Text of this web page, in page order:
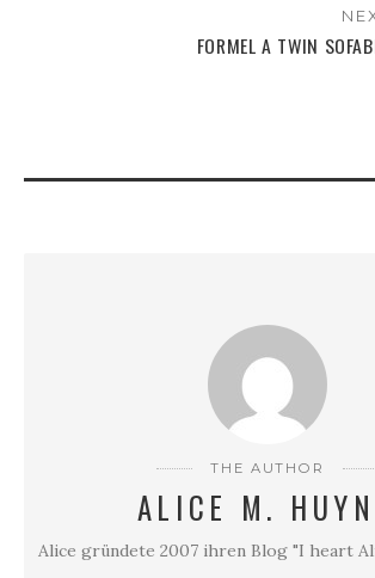
FORMEL A TWIN
THE AUTHOR
ALICE M.
Alice gründete 2007 ihren Blog "I heart